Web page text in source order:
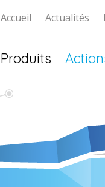
Accueil Actualités
Produits